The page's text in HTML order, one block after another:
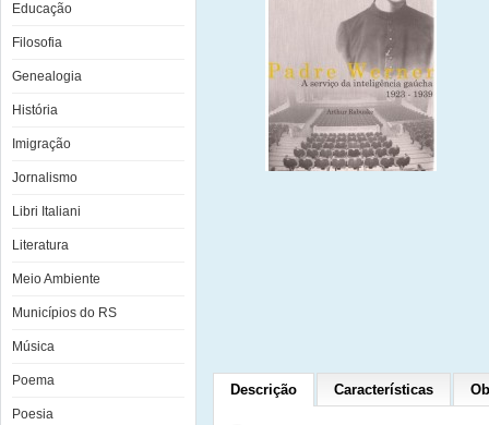
Educação
Filosofia
Genealogia
História
Imigração
Jornalismo
Libri Italiani
Literatura
Meio Ambiente
Municípios do RS
Música
Poema
Poesia
Descrição Características